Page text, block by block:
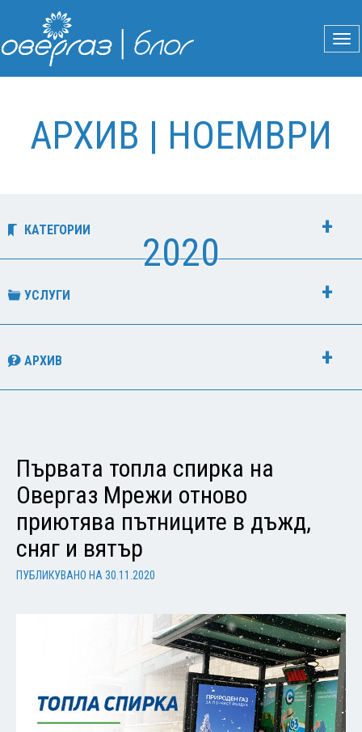
АРХИВ | НОЕМВРИ
2020
КАТЕГОРИИ
УСЛУГИ
АРХИВ
Първата топла спирка на
Овергаз Мрежи отново
приютява пътниците в дъжд,
сняг и вятър
ПУБЛИКУВАНО НА 30.11.2020